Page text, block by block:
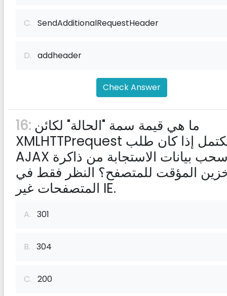
C. SendAdditionalRequestHeader
D. addheader
Check Answer
16:
XMLHTTPrequest المكتمل إذا كان طلب
AJAX قد سحب بيانات الاستجابة من ذاكرة
المؤقت للمتصفح؟ النظر فقط في
المتصفحات غير IE.
A. 301
B. 304
C. 200